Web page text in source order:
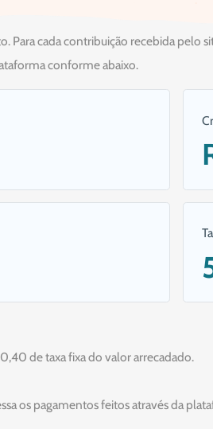
cada contribuição recebida pelo
conforme abaixo.
de taxa fixa do valor arrecadado.
os pagamentos feitos através da